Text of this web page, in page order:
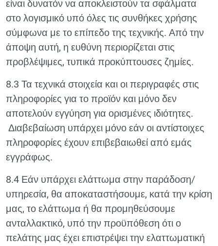
είναι δυνατόν να αποκλειστούν τα σφάλματα
στο λογισμικό υπό όλες τις συνθήκες χρήσης
σύμφωνα με το επίπεδο της τεχνικής. Από την
άποψη αυτή, η ευθύνη περιορίζεται στις
προβλέψιμες, τυπικά προκύπτουσες ζημίες.
8.3 Τα τεχνικά στοιχεία και οι περιγραφές στις
πληροφορίες για το προϊόν και μόνο δεν
αποτελούν εγγύηση για ορισμένες ιδιότητες.
Διαβεβαίωση υπάρχει μόνο εάν οι αντίστοιχες
πληροφορίες έχουν επιβεβαιωθεί από εμάς
εγγράφως.
8.4 Εάν υπάρχει ελάττωμα στην παράδοση/
υπηρεσία, θα αποκαταστήσουμε, κατά την κρίση
μας, το ελάττωμα ή θα προμηθεύσουμε
ανταλλακτικό, υπό την προϋπόθεση ότι ο
πελάτης μας έχει επιστρέψει την ελαττωματική